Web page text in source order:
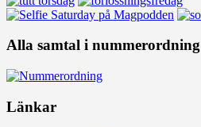
Alla samtal i nummerordning
Länkar